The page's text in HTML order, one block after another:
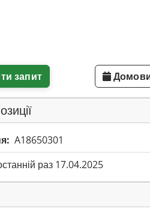
запит
A18650301
раз 17.04.2025